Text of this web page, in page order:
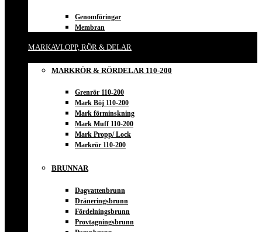
Genomföringar
Membran
MARKAVLOPP, RÖR & DELAR
MARKRÖR & RÖRDELAR 110-200
Grenrör 110-200
Mark Böj 110-200
Mark förminskning
Mark Muff 110-200
Mark Propp/ Lock
Markrör 110-200
BRUNNAR
Dagvattenbrunn
Dräneringsbrunn
Fördelningsbrunn
Provtagningsbrunn